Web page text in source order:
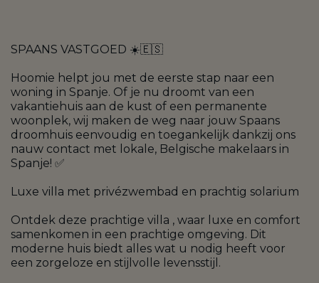
SPAANS VASTGOED ☀️🇪🇸
Hoomie helpt jou met de eerste stap naar een
woning in Spanje. Of je nu droomt van een
vakantiehuis aan de kust of een permanente
woonplek, wij maken de weg naar jouw Spaans
droomhuis eenvoudig en toegankelijk dankzij ons
nauw contact met lokale, Belgische makelaars in
Spanje! ✅
Luxe villa met privézwembad en prachtig solarium
Ontdek deze prachtige villa , waar luxe en comfort
samenkomen in een prachtige omgeving. Dit
moderne huis biedt alles wat u nodig heeft voor
een zorgeloze en stijlvolle levensstijl.